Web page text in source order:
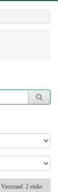
Voorraad: 2 stuks